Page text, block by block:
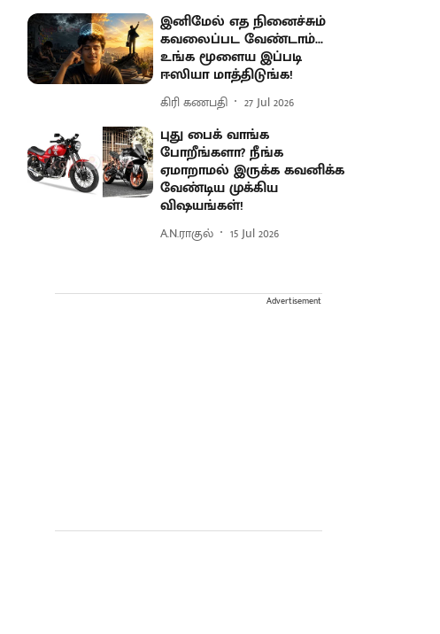
இனிமேல் எத நினைச்சும்
கவலைப்பட வேண்டாம்...
உங்க மூளைய இப்படி
ஈஸியா மாத்திடுங்க!
கிரி கணபதி 27 Jul 2026
புது பைக் வாங்க
போறீங்களா? நீங்க
ஏமாறாமல் இருக்க கவனிக்க
வேண்டிய முக்கிய
விஷயங்கள்!
A.N.ராகுல் 15 Jul 2026
Advertisement